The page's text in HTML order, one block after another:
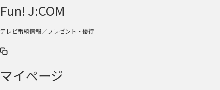
Fun! J:COM
テレビ番組情報／プレゼント・優待
マイページ